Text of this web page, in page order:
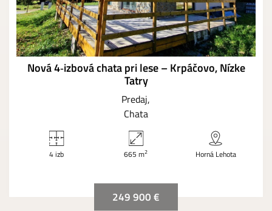
Nová 4‑izbová chata pri lese – Krpáčovo, Nízke
Tatry
Predaj
Chata
4 izb 665 m2 Horná Lehota
249 900 €